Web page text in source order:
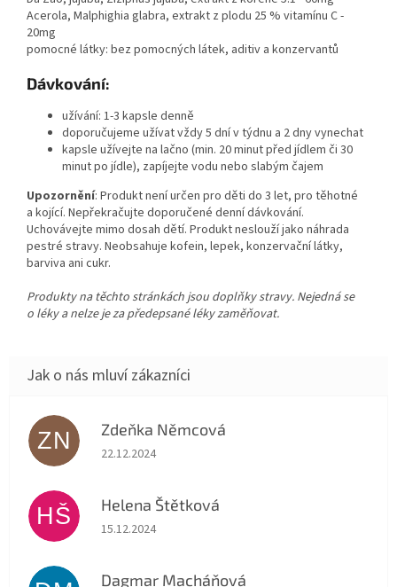
Acerola, Malphighia glabra, extrakt z plodu 25 % vitamínu C -
20mg
pomocné látky: bez pomocných látek, aditiv a konzervantů
Dávkování:
užívání: 1-3 kapsle denně
doporučujeme užívat vždy 5 dní v týdnu a 2 dny vynechat
kapsle užívejte na lačno (min. 20 minut před jídlem či 30
minut po jídle), zapíjejte vodu nebo slabým čajem
Upozornění: Produkt není určen pro děti do 3 let, pro těhotné
a kojící. Nepřekračujte doporučené denní dávkování.
Uchovávejte mimo dosah dětí. Produkt neslouží jako náhrada
pestré stravy. Neobsahuje kofein, lepek, konzervační látky,
barviva ani cukr.
Produkty na těchto stránkách jsou doplňky stravy. Nejedná se
o léky a nelze je za předepsané léky zaměňovat.
ZN Zdeňka Němcová
Hodnocení obchodu je 5 z 5 hvězdiček.
22.12.2024
HŠ Helena Štětková
Hodnocení obchodu je 5 z 5 hvězdiček.
15.12.2024
Dagmar Macháňová